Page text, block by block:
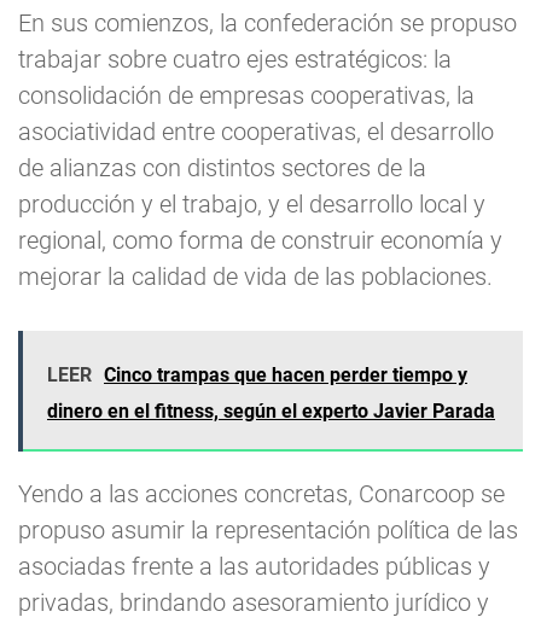
En sus comienzos, la confederación se propuso
trabajar sobre cuatro ejes estratégicos: la
consolidación de empresas cooperativas, la
asociatividad entre cooperativas, el desarrollo
de alianzas con distintos sectores de la
producción y el trabajo, y el desarrollo local y
regional, como forma de construir economía y
mejorar la calidad de vida de las poblaciones.
LEER Cinco trampas que hacen perder tiempo y
dinero en el fitness, según el experto Javier Parada
Yendo a las acciones concretas, Conarcoop se
propuso asumir la representación política de las
asociadas frente a las autoridades públicas y
privadas, brindando asesoramiento jurídico y